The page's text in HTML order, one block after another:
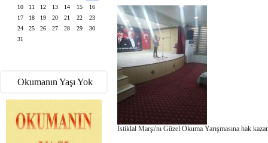
10
11 12 13 14 15
16
17
18 19 20 21 22
23
24
25 26 27 28 29
30
31
Okumanın Yaşı Yok
İstiklal Marşı'nı Güzel Okuma Yarışmasına hak